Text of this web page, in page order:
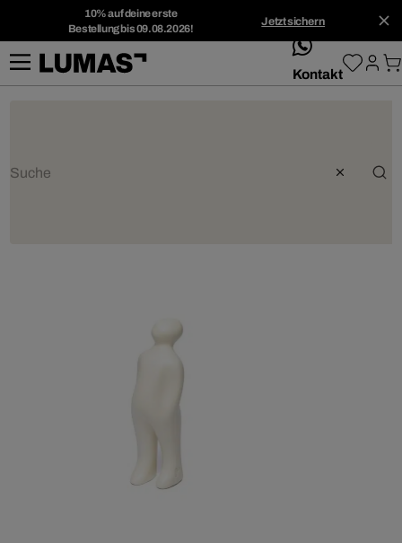
10% auf deine erste
Bestellung bis 09.08.2026!
Jetzt sichern
whatsApp
Kontakt